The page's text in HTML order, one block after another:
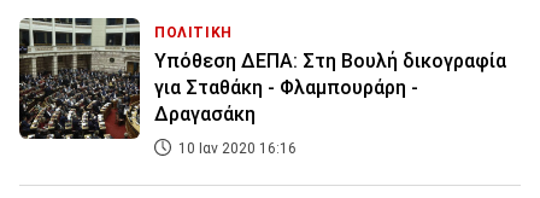
ΠΟΛΙΤΙΚΗ
Υπόθεση ΔΕΠΑ: Στη Βουλή δικογραφία
για Σταθάκη - Φλαμπουράρη -
Δραγασάκη
10 Ιαν 2020 16:16